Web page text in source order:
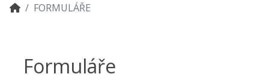
FORMULÁŘE
Formuláře